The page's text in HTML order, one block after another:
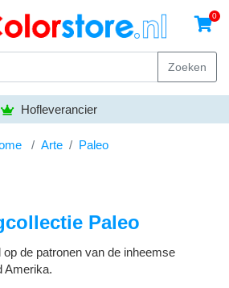
0
Zoeken
gratis vanaf
Arte Paleo
Paleo
op de patronen van de inheemse
Amerika.